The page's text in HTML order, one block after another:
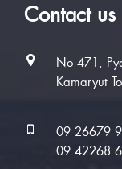
Contact us
No 471,
Kamaryut
09 26679
09 42268